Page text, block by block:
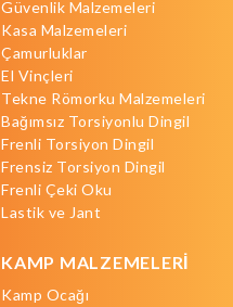
Güvenlik Malzemeleri
Kasa Malzemeleri
Çamurluklar
El Vinçleri
Tekne Römorku Malzemeleri
Bağımsız Torsiyonlu Dingil
Frenli Torsiyon Dingil
Frensiz Torsiyon Dingil
Frenli Çeki Oku
Lastik ve Jant
KAMP MALZEMELERİ
Kamp Ocağı